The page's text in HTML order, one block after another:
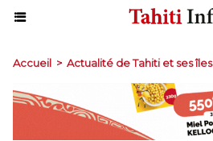
Accueil > Actualité de Tahiti et ses îles